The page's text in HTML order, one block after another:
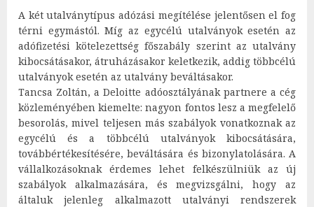
A két utalványtípus adózási megítélése jelentősen el fog
térni egymástól. Míg az egycélú utalványok esetén az
adófizetési kötelezettség főszabály szerint az utalvány
kibocsátásakor, átruházásakor keletkezik, addig többcélú
utalványok esetén az utalvány beváltásakor.
Tancsa Zoltán, a Deloitte adóosztályának partnere a cég
közleményében kiemelte: nagyon fontos lesz a megfelelő
besorolás, mivel teljesen más szabályok vonatkoznak az
egycélú és a többcélú utalványok kibocsátására,
továbbértékesítésére, beváltására és bizonylatolására. A
vállalkozásoknak érdemes lehet felkészülniük az új
szabályok alkalmazására, és megvizsgálni, hogy az
általuk jelenleg alkalmazott utalványi rendszerek